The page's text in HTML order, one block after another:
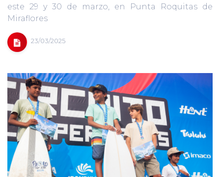
este 29 y 30 de marzo, en Punta Roquitas de
Miraflores
23/03/2025